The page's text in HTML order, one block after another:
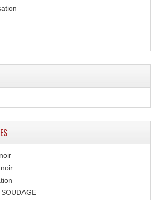
Système Boucle Magnétique
Angle AG20 Structure Contest
Angle DUO Structure Contest
Angles Structure ASD SX290
Angles Structure ASD SZ 290